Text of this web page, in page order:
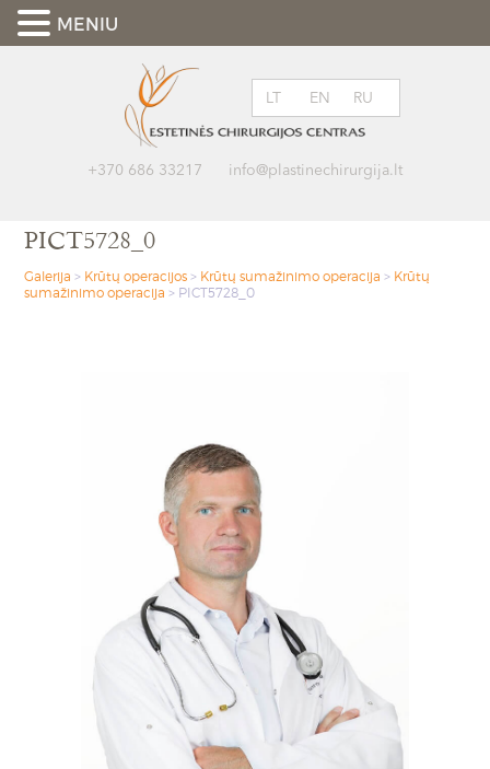
+370 686 33217 info@plastinechirurgija.lt
LT EN RU
PICT5728_0
Galerija > Krūtų operacijos > Krūtų sumažinimo operacija > Krūtų
sumažinimo operacija > PICT5728_0
MENIU